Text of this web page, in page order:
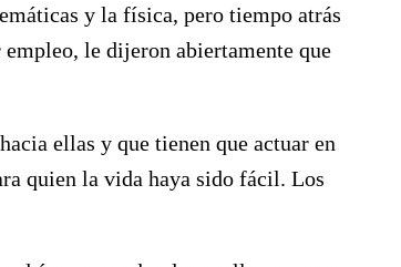
y la física, pero tiempo atrás
le dijeron abiertamente que
ellas y que tienen que actuar en
quien la vida haya sido fácil. Los